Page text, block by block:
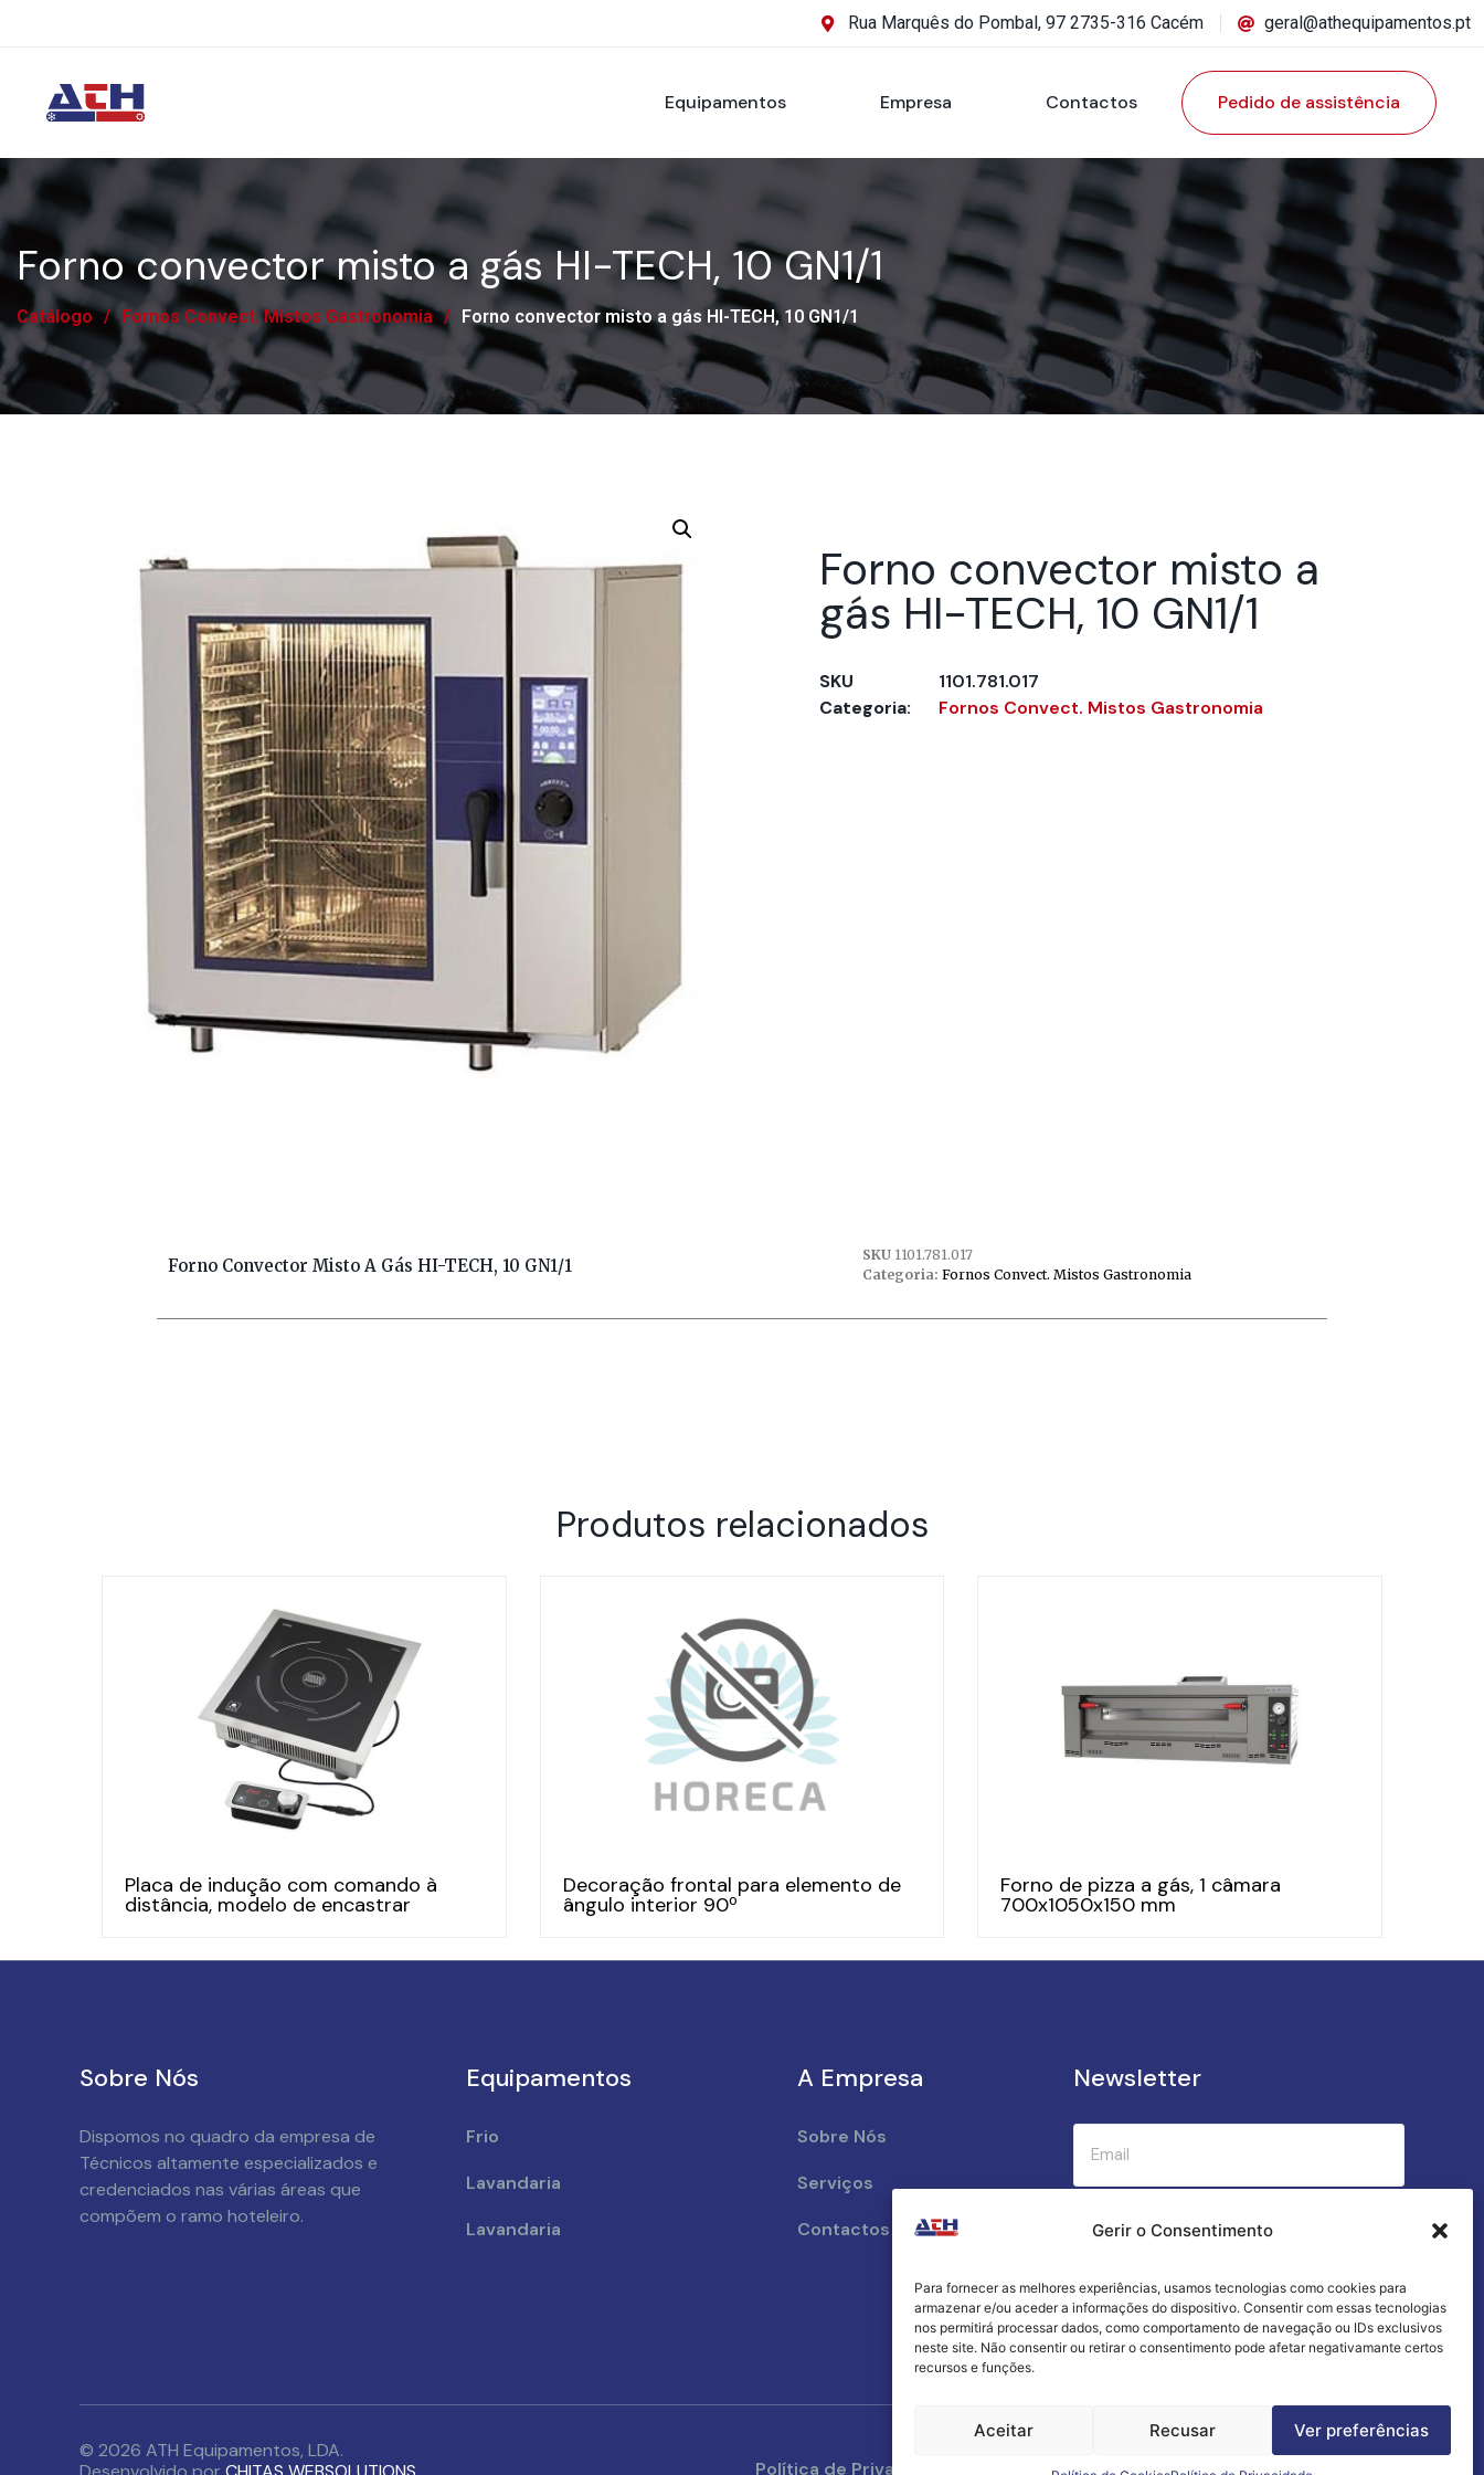
Gerir o Consentimento
Para fornecer as melhores experiências, usamos tecnologias como cookies para
armazenar e/ou aceder a informações do dispositivo. Consentir com essas tecnologias
nos permitirá processar dados, como comportamento de navegação ou IDs exclusivos
neste site. Não consentir ou retirar o consentimento pode afetar negativamante certos
recursos e funções.
Aceitar Recusar Ver preferências
Rua Marquês do Pombal, 97 2735-316 Cacém geral@athequipamentos.pt
Equipamentos Empresa Contactos Pedido de assistência
Forno convector misto a gás HI-TECH, 10 GN1/1
Catálogo / Fornos Convect. Mistos Gastronomia / Forno convector misto a gás HI-TECH, 10 GN1/1
Forno convector misto a
gás HI-TECH, 10 GN1/1
SKU
1101.781.017
Categoria:
Fornos Convect. Mistos Gastronomia
Forno Convector Misto A Gás HI-TECH, 10 GN1/1 SKU 1101.781.017
Categoria: Fornos Convect. Mistos Gastronomia
Produtos relacionados
Placa de indução com comando à
distância, modelo de encastrar
Decoração frontal para elemento de
ângulo interior 90º
Forno de pizza a gás, 1 câmara
700x1050x150 mm
Sobre Nós
Dispomos no quadro da empresa de
Técnicos altamente especializados e
credenciados nas várias áreas que
compõem o ramo hoteleiro.
Equipamentos
Frio
Lavandaria
Lavandaria
A Empresa
Sobre Nós
Serviços
Contactos
Newsletter
Submeter
Criamos a cozinha perfeita para o seu
sucesso gastronómico!
© 2026 ATH Equipamentos, LDA.
Política de Privacidade Termos e Condições Livro de Reclamações